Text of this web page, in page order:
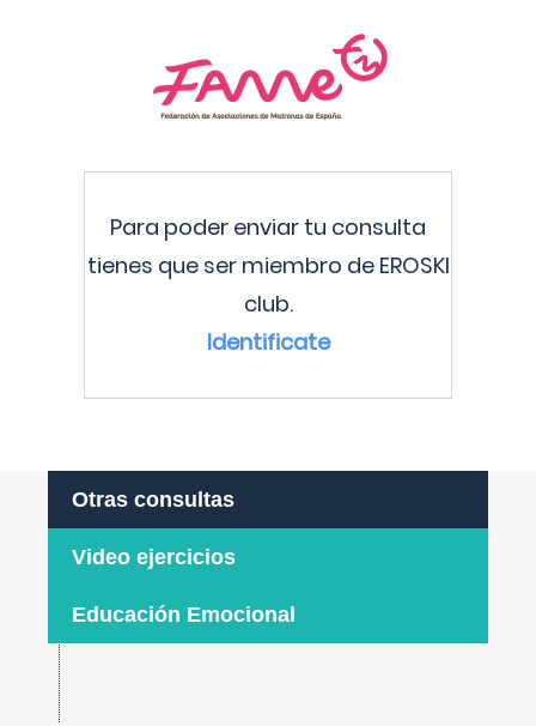
Para poder enviar tu consulta
tienes que ser miembro de EROSKI
club.
Identificate
Otras consultas
Video ejercicios
Educación Emocional